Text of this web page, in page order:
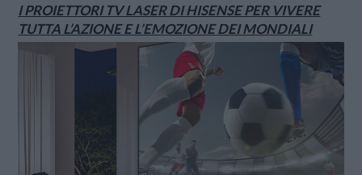
I PROIETTORI TV LASER DI HISENSE PER VIVERE
TUTTA L’AZIONE E L’EMOZIONE DEI MONDIALI